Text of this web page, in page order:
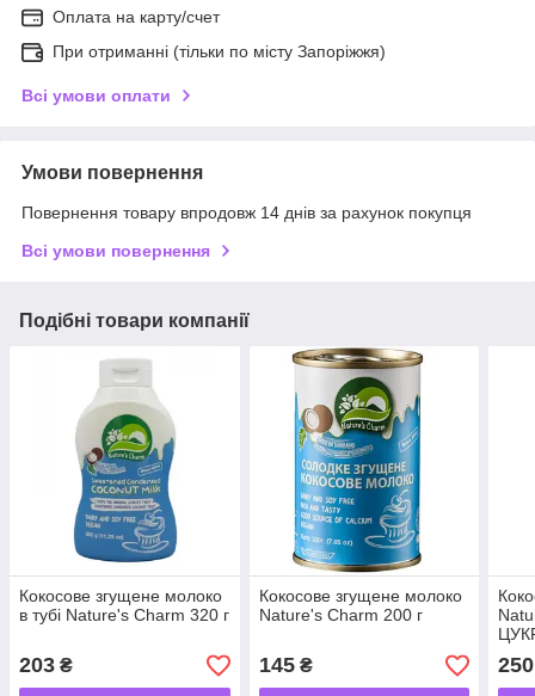
Оплата на карту/счет
При отриманні (тільки по місту Запоріжжя)
Всі умови оплати
Умови повернення
Повернення товару впродовж 14 днів за рахунок покупця
Всі умови повернення
Подібні товари компанії
Кокосове згущене молоко
в тубі Nature's Charm 320 г
203 ₴
Кокосове згущене молоко
Nature's Charm 200 г
145₴ 250